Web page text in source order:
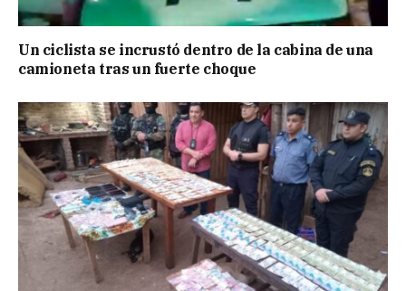
Un ciclista se incrustó dentro de la cabina de una
camioneta tras un fuerte choque